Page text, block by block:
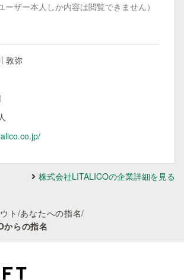
ーザー本人しか内容は閲覧できません）
敦弥
株式会社LITALICOの企業詳細を見る
ト /あなたへの指名/
らの指名